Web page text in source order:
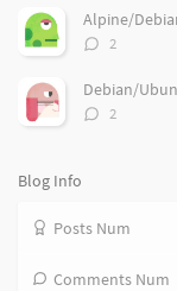
c
l
s
数：
评
数：
2
评
2
Blog Info
Posts Num
Comments Num